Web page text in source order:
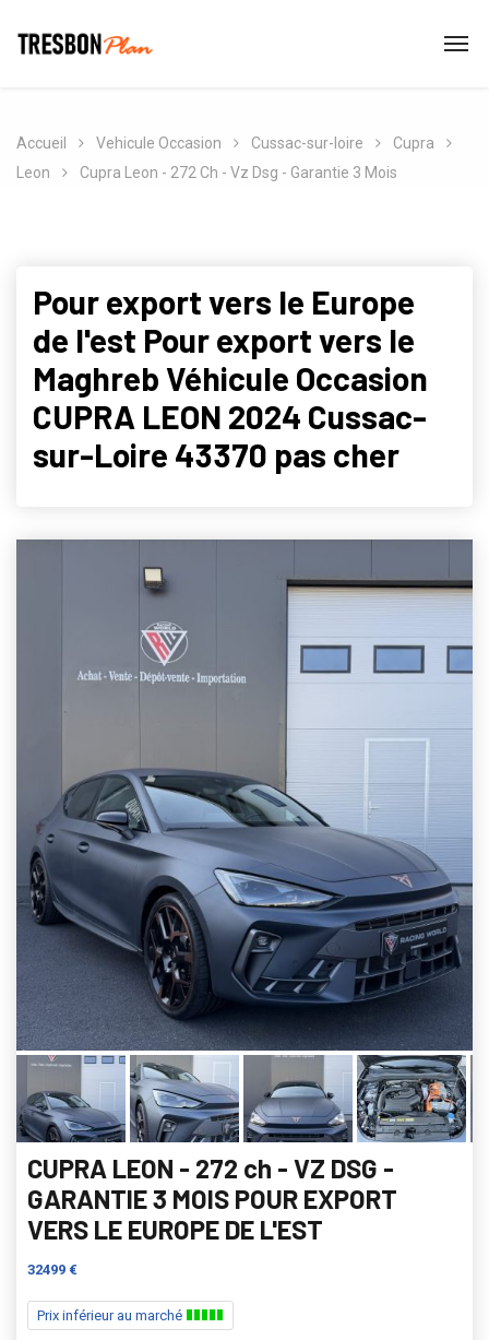
Accueil Vehicule Occasion Cussac-sur-loire
Cupra
Leon
Cupra Leon - 272 Ch - Vz Dsg - Garantie 3 Mois
Pour export vers le Europe
de l'est Pour export vers le
Maghreb Véhicule Occasion
CUPRA LEON 2024 Cussac-
sur-Loire 43370 pas cher
CUPRA LEON - 272 ch - VZ DSG -
GARANTIE 3 MOIS POUR EXPORT
VERS LE EUROPE DE L'EST
32499 €
Prix inférieur au marché